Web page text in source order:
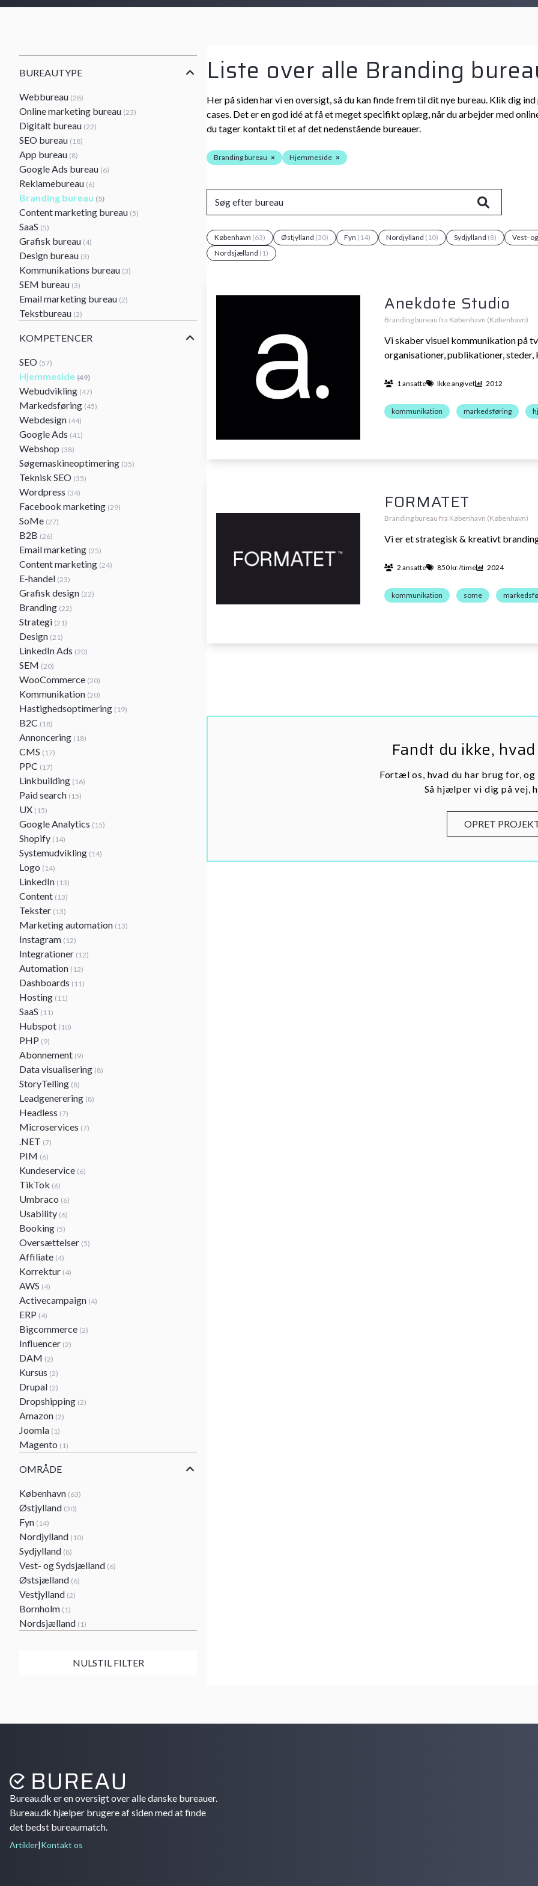
BUREAUTYPE
Webbureau (28)
Online marketing bureau (23)
Digitalt bureau (22)
SEO bureau (18)
App bureau (8)
Google Ads bureau (6)
Reklamebureau (6)
Branding bureau (5)
Content marketing bureau (5)
SaaS (5)
Grafisk bureau (4)
Design bureau (3)
Kommunikations bureau (3)
SEM bureau (3)
Email marketing bureau (2)
Tekstbureau (2)
KOMPETENCER
SEO (57)
Hjemmeside (49)
Webudvikling (47)
Markedsføring (45)
Webdesign (44)
Google Ads (41)
Webshop (38)
Søgemaskineoptimering (35)
Teknisk SEO (35)
Wordpress (34)
Facebook marketing (29)
SoMe (27)
B2B (26)
Email marketing (25)
Content marketing (24)
E-handel (23)
Grafisk design (22)
Branding (22)
Strategi (21)
Design (21)
LinkedIn Ads (20)
SEM (20)
WooCommerce (20)
Kommunikation (20)
Hastighedsoptimering (19)
B2C (18)
Annoncering (18)
CMS (17)
PPC (17)
Linkbuilding (16)
Paid search (15)
UX (15)
Google Analytics (15)
Shopify (14)
Systemudvikling (14)
Logo (14)
LinkedIn (13)
Content (13)
Tekster (13)
Marketing automation (13)
Instagram (12)
Integrationer (12)
Automation (12)
Dashboards (11)
Hosting (11)
SaaS (11)
Hubspot (10)
PHP (9)
Abonnement (9)
Data visualisering (8)
StoryTelling (8)
Leadgenerering (8)
Headless (7)
Microservices (7)
.NET (7)
PIM (6)
Kundeservice (6)
TikTok (6)
Umbraco (6)
Usability (6)
Booking (5)
Oversættelser (5)
Affiliate (4)
Korrektur (4)
AWS (4)
Activecampaign (4)
ERP (4)
Bigcommerce (2)
Influencer (2)
DAM (2)
Kursus (2)
Drupal (2)
Dropshipping (2)
Amazon (2)
Joomla (1)
Magento (1)
OMRÅDE
København (63)
Østjylland (30)
Fyn (14)
Nordjylland (10)
Sydjylland (8)
Vest- og Sydsjælland (6)
Østsjælland (6)
Vestjylland (2)
Bornholm (1)
Nordsjælland (1)
NULSTIL FILTER
Liste over alle Branding
Her på siden har vi en oversigt, så du kan finde frem til dit nye bureau. Klik dig
cases. Det er en god idé at få et meget specifikt oplæg, når du arbejder med
du tager kontakt til et af det nedenstående bureauer.
Branding bureau × Hjemmeside ×
København (63) Østjylland (30) Fyn (14) Nordjylland (10) Sydjylland (8)
Vest-
Nordsjælland (1)
Anekdote Studio
Branding bureau fra København (København)
Vi skaber visuel kommunikation på
organisationer, publikationer, steder,
1 ansatte Ikke angivet 2012
kommunikation markedsføring
FORMATET
Branding bureau fra København (København)
Vi er et strategisk & kreativt
2 ansatte 850 kr./time 2024
kommunikation some
Fandt du ikke,
Fortæl os, hvad du har brug for, og
Så hjælper vi dig på vej,
OPRET
Bureau.dk er en oversigt over alle danske bureauer.
Bureau.dk hjælper brugere af siden med at finde
det bedst bureaumatch.
Artikler|Kontakt os